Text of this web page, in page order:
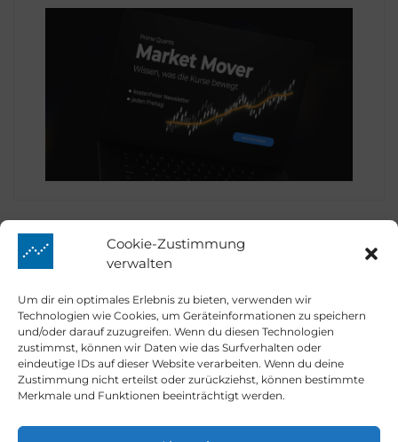
Cookie-Zustimmung
verwalten
Um dir ein optimales Erlebnis zu bieten, verwenden wir
Technologien wie Cookies, um Geräteinformationen zu speichern
und/oder darauf zuzugreifen. Wenn du diesen Technologien
zustimmst, können wir Daten wie das Surfverhalten oder
eindeutige IDs auf dieser Website verarbeiten. Wenn du deine
Zustimmung nicht erteilst oder zurückziehst, können bestimmte
Merkmale und Funktionen beeinträchtigt werden.
Prime Quants
Market Mover